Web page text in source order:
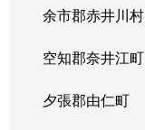
余市郡赤井川村
空知郡奈井江町
夕張郡由仁町